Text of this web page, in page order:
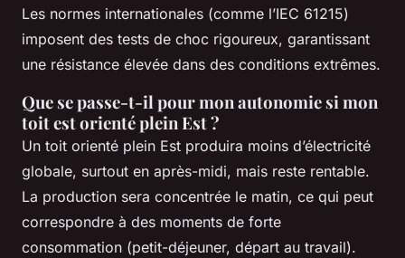
Les normes internationales (comme l’IEC 61215)
imposent des tests de choc rigoureux, garantissant
une résistance élevée dans des conditions extrêmes.
Que se passe-t-il pour mon autonomie si mon
toit est orienté plein Est ?
Un toit orienté plein Est produira moins d’électricité
globale, surtout en après-midi, mais reste rentable.
La production sera concentrée le matin, ce qui peut
correspondre à des moments de forte
consommation (petit-déjeuner, départ au travail).